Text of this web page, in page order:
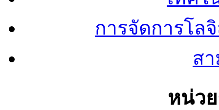
การจัดการโล
ส
หน่ว